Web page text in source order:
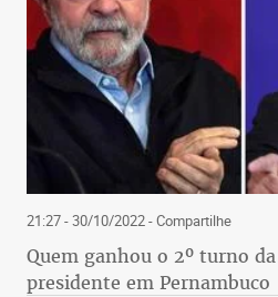
21:27 - 30/10/2022- Compartilhe
Quem ganhou o 2º turno
presidente em Pernambuco